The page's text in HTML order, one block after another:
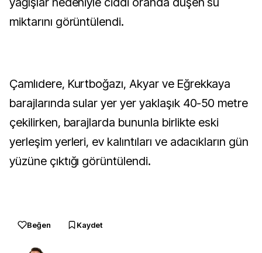
miktarını görüntülendi.
Çamlıdere, Kurtboğazı, Akyar ve Eğrekkaya
barajlarında sular yer yer yaklaşık 40-50 metre
çekilirken, barajlarda bununla birlikte eski
yerleşim yerleri, ev kalıntıları ve adacıkların gün
yüzüne çıktığı görüntülendi.
Beğen Kaydet